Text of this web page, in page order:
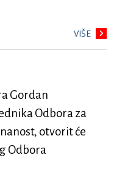
VIŠE
Gordan
Odbora za
otvorit će
Odbora